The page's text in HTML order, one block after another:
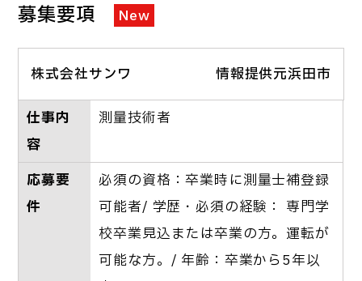
募集要項 New
株式会社サンワ 情報提供元浜田市
仕事内
容
測量技術者
応募要
件
必須の資格：卒業時に測量士補登録
可能者/ 学歴・必須の経験： 専門学
校卒業見込または卒業の方。運転が
可能な方。/ 年齢：卒業から5年以